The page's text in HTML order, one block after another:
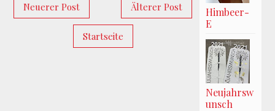
Neuerer Post Älterer Post
Startseite
Himbeer-
E
Neujahrsw
unsch